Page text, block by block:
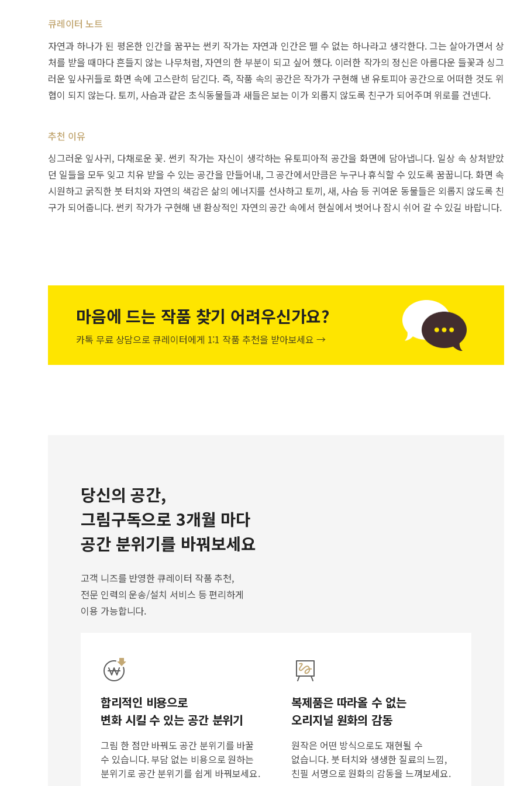
큐레이터 노트
자연과 하나가 된 평온한 인간을 꿈꾸는 썬키 작가는 자연과 인간은 뗄 수 없는 하나라고 생각한다. 그는 살아가면서 상
처를 받을 때마다 흔들지 않는 나무처럼, 자연의 한 부분이 되고 싶어 했다. 이러한 작가의 정신은 아름다운 들꽃과 싱그
러운 잎사귀들로 화면 속에 고스란히 담긴다. 즉, 작품 속의 공간은 작가가 구현해 낸 유토피아 공간으로 어떠한 것도 위
협이 되지 않는다. 토끼, 사슴과 같은 초식동물들과 새들은 보는 이가 외롭지 않도록 친구가 되어주며 위로를 건넨다.
추천 이유
싱그러운 잎사귀, 다채로운 꽃. 썬키 작가는 자신이 생각하는 유토피아적 공간을 화면에 담아냅니다. 일상 속 상처받았
던 일들을 모두 잊고 치유 받을 수 있는 공간을 만들어내, 그 공간에서만큼은 누구나 휴식할 수 있도록 꿈꿉니다. 화면 속
시원하고 굵직한 붓 터치와 자연의 색감은 삶의 에너지를 선사하고 토끼, 새, 사슴 등 귀여운 동물들은 외롭지 않도록 친
구가 되어줍니다. 썬키 작가가 구현해 낸 환상적인 자연의 공간 속에서 현실에서 벗어나 잠시 쉬어 갈 수 있길 바랍니다.
마음에 드는 작품 찾기 어려우신가요?
카톡 무료 상담으로 큐레이터에게 1:1 작품 추천을 받아보세요 →
당신의 공간,
그림구독으로 3개월 마다
공간 분위기를 바꿔보세요
고객 니즈를 반영한 큐레이터 작품 추천,
전문 인력의 운송/설치 서비스 등 편리하게
이용 가능합니다.
합리적인 비용으로
변화 시킬 수 있는 공간 분위기
그림 한 점만 바꿔도 공간 분위기를 바꿀
수 있습니다. 부담 없는 비용으로 원하는
분위기로 공간 분위기를 쉽게 바꿔보세요.
복제품은 따라올 수 없는
오리지널 원화의 감동
원작은 어떤 방식으로도 재현될 수
없습니다. 붓 터치와 생생한 질료의 느낌,
친필 서명으로 원화의 감동을 느껴보세요.